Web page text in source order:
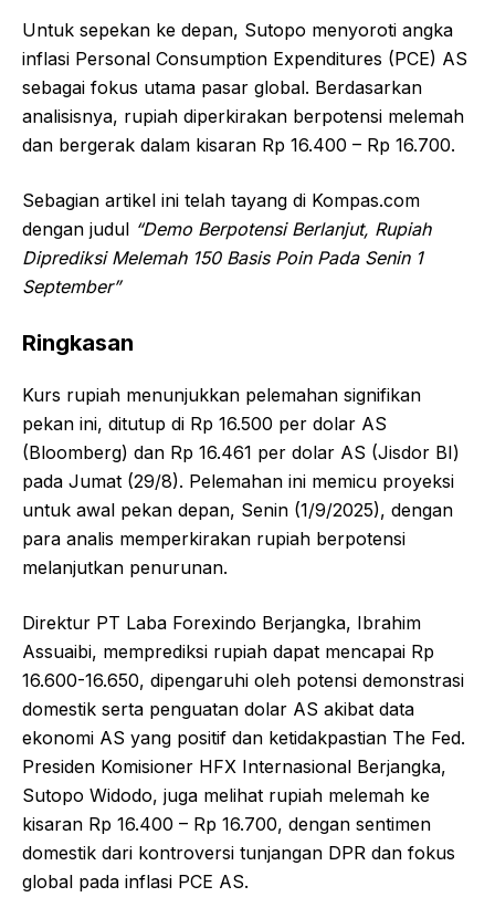
Untuk sepekan ke depan, Sutopo menyoroti angka
inflasi Personal Consumption Expenditures (PCE) AS
sebagai fokus utama pasar global. Berdasarkan
analisisnya, rupiah diperkirakan berpotensi melemah
dan bergerak dalam kisaran Rp 16.400 – Rp 16.700.
Sebagian artikel ini telah tayang di Kompas.com
dengan judul “Demo Berpotensi Berlanjut, Rupiah
Diprediksi Melemah 150 Basis Poin Pada Senin 1
September”
Ringkasan
Kurs rupiah menunjukkan pelemahan signifikan
pekan ini, ditutup di Rp 16.500 per dolar AS
(Bloomberg) dan Rp 16.461 per dolar AS (Jisdor BI)
pada Jumat (29/8). Pelemahan ini memicu proyeksi
untuk awal pekan depan, Senin (1/9/2025), dengan
para analis memperkirakan rupiah berpotensi
melanjutkan penurunan.
Direktur PT Laba Forexindo Berjangka, Ibrahim
Assuaibi, memprediksi rupiah dapat mencapai Rp
16.600-16.650, dipengaruhi oleh potensi demonstrasi
domestik serta penguatan dolar AS akibat data
ekonomi AS yang positif dan ketidakpastian The Fed.
Presiden Komisioner HFX Internasional Berjangka,
Sutopo Widodo, juga melihat rupiah melemah ke
kisaran Rp 16.400 – Rp 16.700, dengan sentimen
domestik dari kontroversi tunjangan DPR dan fokus
global pada inflasi PCE AS.